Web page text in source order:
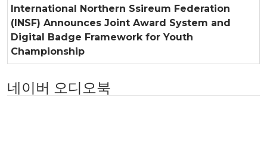
International Northern Ssireum Federation
(INSF) Announces Joint Award System and
Digital Badge Framework for Youth
Championship
네이버 오디오북